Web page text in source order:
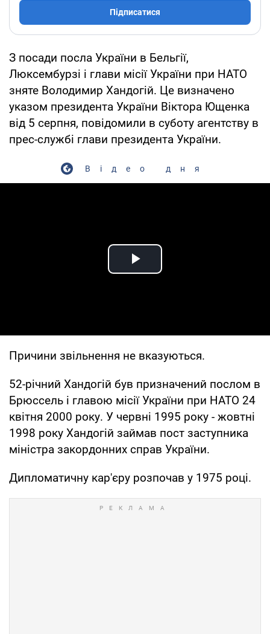
Підписатися
З посади посла України в Бельгії,
Люксембурзі і глави місії України при НАТО
зняте Володимир Хандогій. Це визначено
указом президента України Віктора Ющенка
від 5 серпня, повідомили в суботу агентству в
прес-службі глави президента України.
Відео дня
Play Video
Причини звільнення не вказуються.
52-річний Хандогій був призначений послом в
Брюссель і главою місії України при НАТО 24
квітня 2000 року. У червні 1995 року - жовтні
1998 року Хандогій займав пост заступника
міністра закордонних справ України.
Дипломатичну кар'єру розпочав у 1975 році.